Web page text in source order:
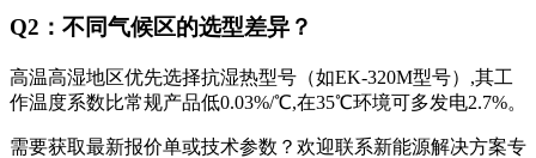
Q2：不同气候区的选型差异？
高温高湿地区优先选择抗湿热型号（如EK-320M型号）,其工
作温度系数比常规产品低0.03%/℃,在35℃环境可多发电2.7%。
需要获取最新报价单或技术参数？欢迎联系新能源解决方案专